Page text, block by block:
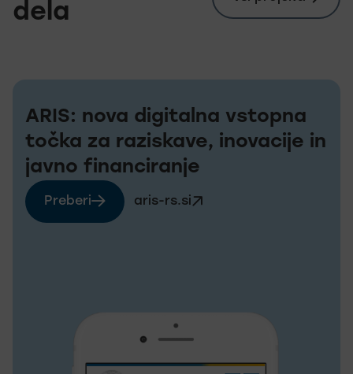
dela
ARIS: nova digitalna vstopna
točka za raziskave, inovacije in
javno financiranje
Preberi
več o aris-rs.si Obiščite spletno stran
aris-rs.si